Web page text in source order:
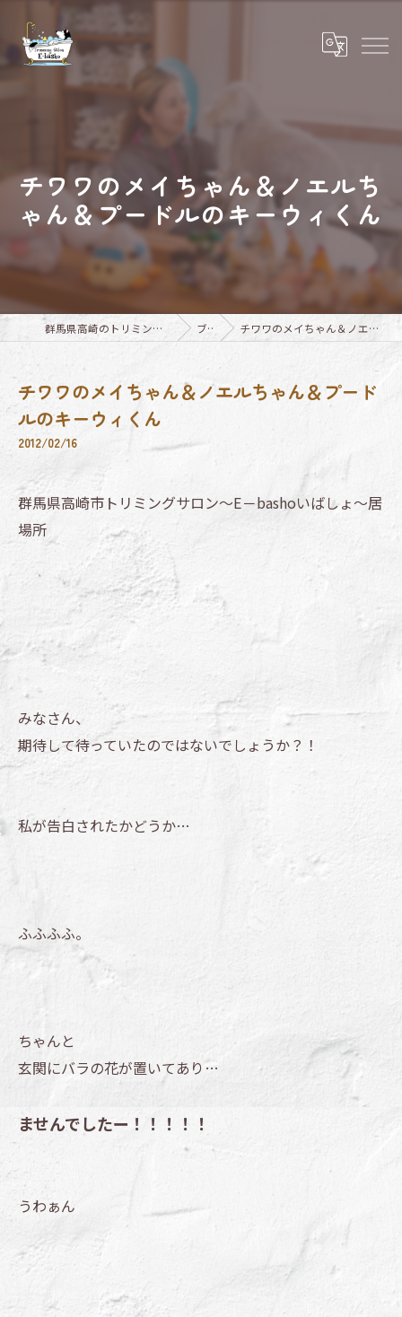
チワワのメイちゃん＆ノエルち
ゃん＆プードルのキーウィくん
群馬県高崎のトリミングならTrimming Salon E-basho ブログ チワワのメイちゃん＆ノエルちゃん＆プードルのキーウィくん
チワワのメイちゃん＆ノエルちゃん＆プード
ルのキーウィくん
2012/02/16
群馬県高崎市トリミングサロン～E－bashoいばしょ～居
場所
みなさん、
期待して待っていたのではないでしょうか？！
私が告白されたかどうか…
ふふふふ。
ちゃんと
玄関にバラの花が置いてあり…
ませんでしたー！！！！！
うわぁん